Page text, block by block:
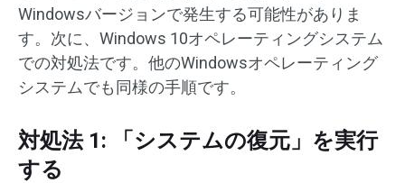
Windowsバージョンで発生する可能性がありま
す。次に、Windows 10オペレーティングシステム
での対処法です。他のWindowsオペレーティング
システムでも同様の手順です。
対処法 1: 「システムの復元」を実行
する